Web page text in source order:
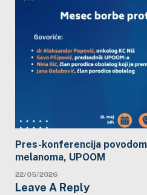
Pres-konferencija
melanoma, UPOOM
22/05/2026
Leave A Reply